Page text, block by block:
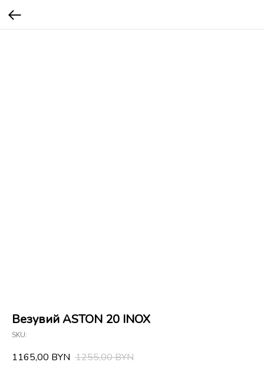
Везувий ASTON 20 INOX
SKU:
1165,00 BYN 1255,00BYN